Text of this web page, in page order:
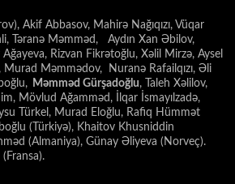
Akif Abbasov, Mahirə Nağıqızı, Vüqar
Təranə Məmməd, Aydın Xan Əbilov,
Rizvan Fikrətoğlu, Xəlil Mirzə, Aysel
Məmmədov, Nuranə Rafailqızı, Əli
Məmməd Gürşadoğlu, Taleh Xəlilov,
Mövlud Ağamməd, İlqar İsmayılzadə,
Türkel, Murad Eloğlu, Rafiq Hümmət
(Türkiyə), Khaitov Khusniddin
(Almaniya), Günay Əliyeva (Norveç).